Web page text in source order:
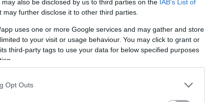
also be disclosed by us to third parties on the IAB’s List of
may further disclose it to other third parties.
uses one or more Google services and may gather and store
to your visit or usage behaviour. You may click to grant or
third-party tags to use your data for below specified purposes
Opt Outs